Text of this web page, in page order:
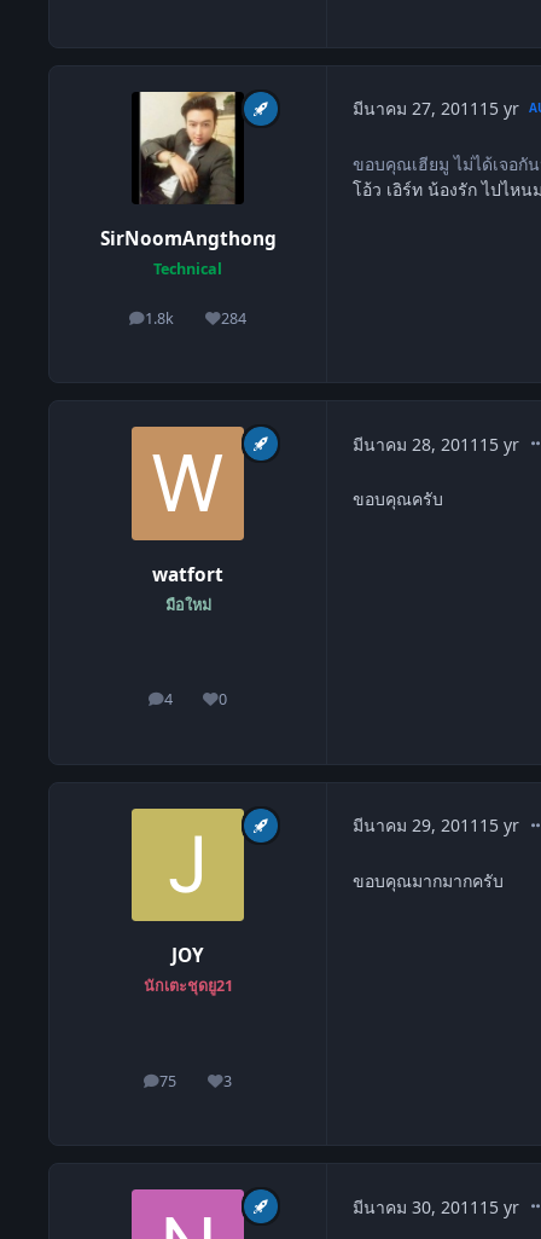
SirNoomAngthong
Technical
1.8k
โพสต์ 284
ชื่อเสียง
มีนาคม 27, 2011 15 yr
ขอบคุณเฮียมู ไม่ได้เจอกั
โอ้ว เอิร์ท น้องรัก ไปไห
watfort
มือใหม่
4
โพสต์ 0
ชื่อเสียง
มีนาคม 28, 2011 15 yr
ขอบคุณครับ
JOY
นักเตะชุดยู21
75
โพสต์ 3
ชื่อเสียง
มีนาคม 29, 2011 15 yr
ขอบคุณมากมากครับ
มีนาคม 30, 2011 15 yr